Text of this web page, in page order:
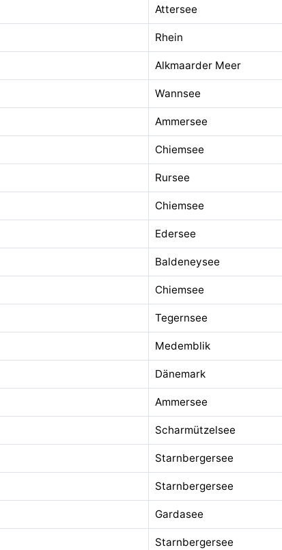
Attersee
Rhein
Alkmaarder Meer
Wannsee
Ammersee
Chiemsee
Rursee
Chiemsee
Edersee
Baldeneysee
Chiemsee
Tegernsee
Medemblik
Dänemark
Ammersee
Scharmützelsee
Starnbergersee
Starnbergersee
Gardasee
Starnbergersee